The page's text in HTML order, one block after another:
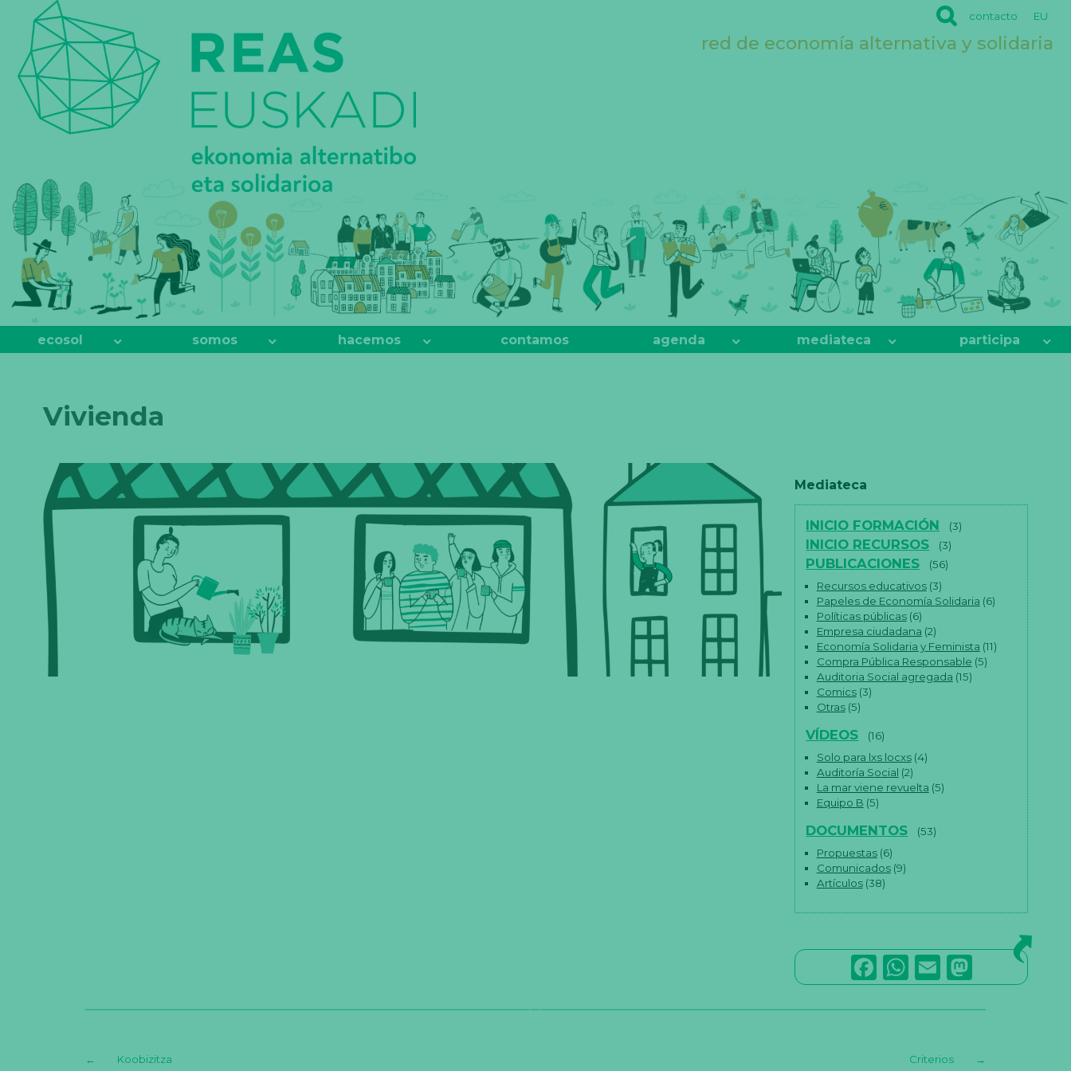
REAS
EUSKADI
contacto EU
red de economía alternativa y solidaria
ecosol somos hacemos contamos agenda mediateca participa
Vivienda
Mediateca
INICIO FORMACIÓN (3)
INICIO RECURSOS (3)
PUBLICACIONES
(56)
Recursos educativos(3)
Papeles de Economía Solidaria (6)
Políticas públicas(6)
Empresa ciudadana (2)
Economía Solidaria y Feminista (11)
Compra Pública Responsable (5)
Auditoria Social agregada (15)
Comics(3)
Otras(5)
VÍDEOS
(16)
Solo para lxs locxs(4)
Auditoría Social (2)
La mar viene revuelta (5)
Equipo B (5)
DOCUMENTOS
(53)
Propuestas(6)
Comunicados(9)
Artículos(38)
F
a
c
W
h
a
E
m
ai
a
st
← Koobizitza →
Criterios